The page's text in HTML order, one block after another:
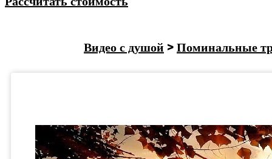
Видео с душой>Поминальные